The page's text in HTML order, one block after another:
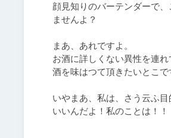
顔見知りのバーテンダーで
ませんよ？
まあ、あれですよ。
お酒に詳しくない異性を連
酒を味はつて頂きたいとこで
いやまあ、私は、さう云ふ
いいんだよ！私のことは！！